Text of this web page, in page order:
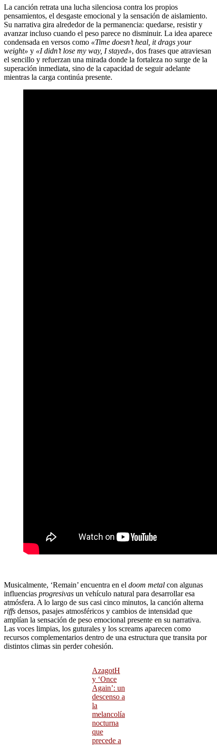
La canción retrata una lucha silenciosa contra los propios
pensamientos, el desgaste emocional y la sensación de aislamiento.
Su narrativa gira alrededor de la permanencia: quedarse, resistir y
avanzar incluso cuando el peso parece no disminuir. La idea aparece
condensada en versos como «Time doesn’t heal, it drags your
weight» y «I didn’t lose my way, I stayed», dos frases que atraviesan
el sencillo y refuerzan una mirada donde la fortaleza no surge de la
superación inmediata, sino de la capacidad de seguir adelante
mientras la carga continúa presente.
Musicalmente, ‘Remain’ encuentra en el doom metal con algunas
influencias progresivas un vehículo natural para desarrollar esa
atmósfera. A lo largo de sus casi cinco minutos, la canción alterna
riffs densos, pasajes atmosféricos y cambios de intensidad que
amplían la sensación de peso emocional presente en su narrativa.
Las voces limpias, los guturales y los screams aparecen como
recursos complementarios dentro de una estructura que transita por
distintos climas sin perder cohesión.
AzagotH
y ‘Once
Again’: un
descenso a
la
melancolía
nocturna
que
precede a